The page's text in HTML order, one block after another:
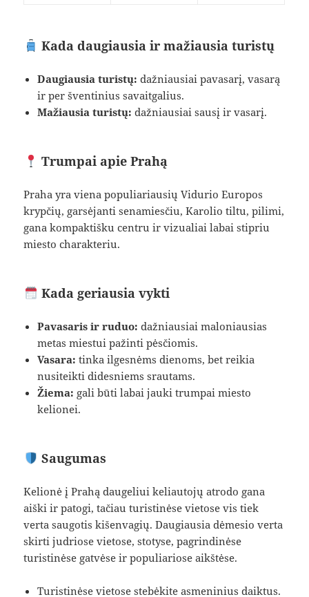
Kada daugiausia ir mažiausia turistų
Daugiausia turistų: dažniausiai pavasarį, vasarą
ir per šventinius savaitgalius.
Mažiausia turistų: dažniausiai sausį ir vasarį.
Trumpai apie Prahą
Praha yra viena populiariausių Vidurio Europos
krypčių, garsėjanti senamiesčiu, Karolio tiltu, pilimi,
gana kompaktišku centru ir vizualiai labai stipriu
miesto charakteriu.
Kada geriausia vykti
Pavasaris ir ruduo: dažniausiai maloniausias
metas miestui pažinti pėsčiomis.
Vasara: tinka ilgesnėms dienoms, bet reikia
nusiteikti didesniems srautams.
Žiema: gali būti labai jauki trumpai miesto
kelionei.
Saugumas
Kelionė į Prahą daugeliui keliautojų atrodo gana
aiški ir patogi, tačiau turistinėse vietose vis tiek
verta saugotis kišenvagių. Daugiausia dėmesio verta
skirti judriose vietose, stotyse, pagrindinėse
turistinėse gatvėse ir populiariose aikštėse.
Turistinėse vietose stebėkite asmeninius daiktus.